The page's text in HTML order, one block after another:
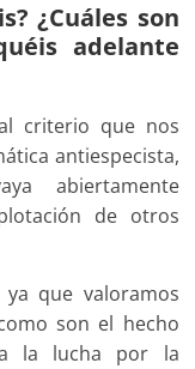
¿Cuáles son
adelante
criterio que nos
antiespecista,
abiertamente
de otros
que valoramos
son el hecho
la lucha por la